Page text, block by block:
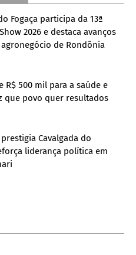
Fogaça participa da 13ª
2026 e destaca avanços
de Rondônia
R$ 500 mil para a saúde e
que povo quer resultados
Cavalgada do
liderança política em